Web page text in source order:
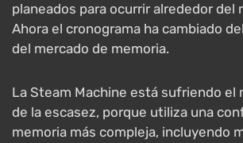
planeados para ocurrir alrededor del
Ahora el cronograma ha cambiado
del mercado de memoria.
La Steam Machine está sufriendo el
de la escasez, porque utiliza una
memoria más compleja, incluyendo